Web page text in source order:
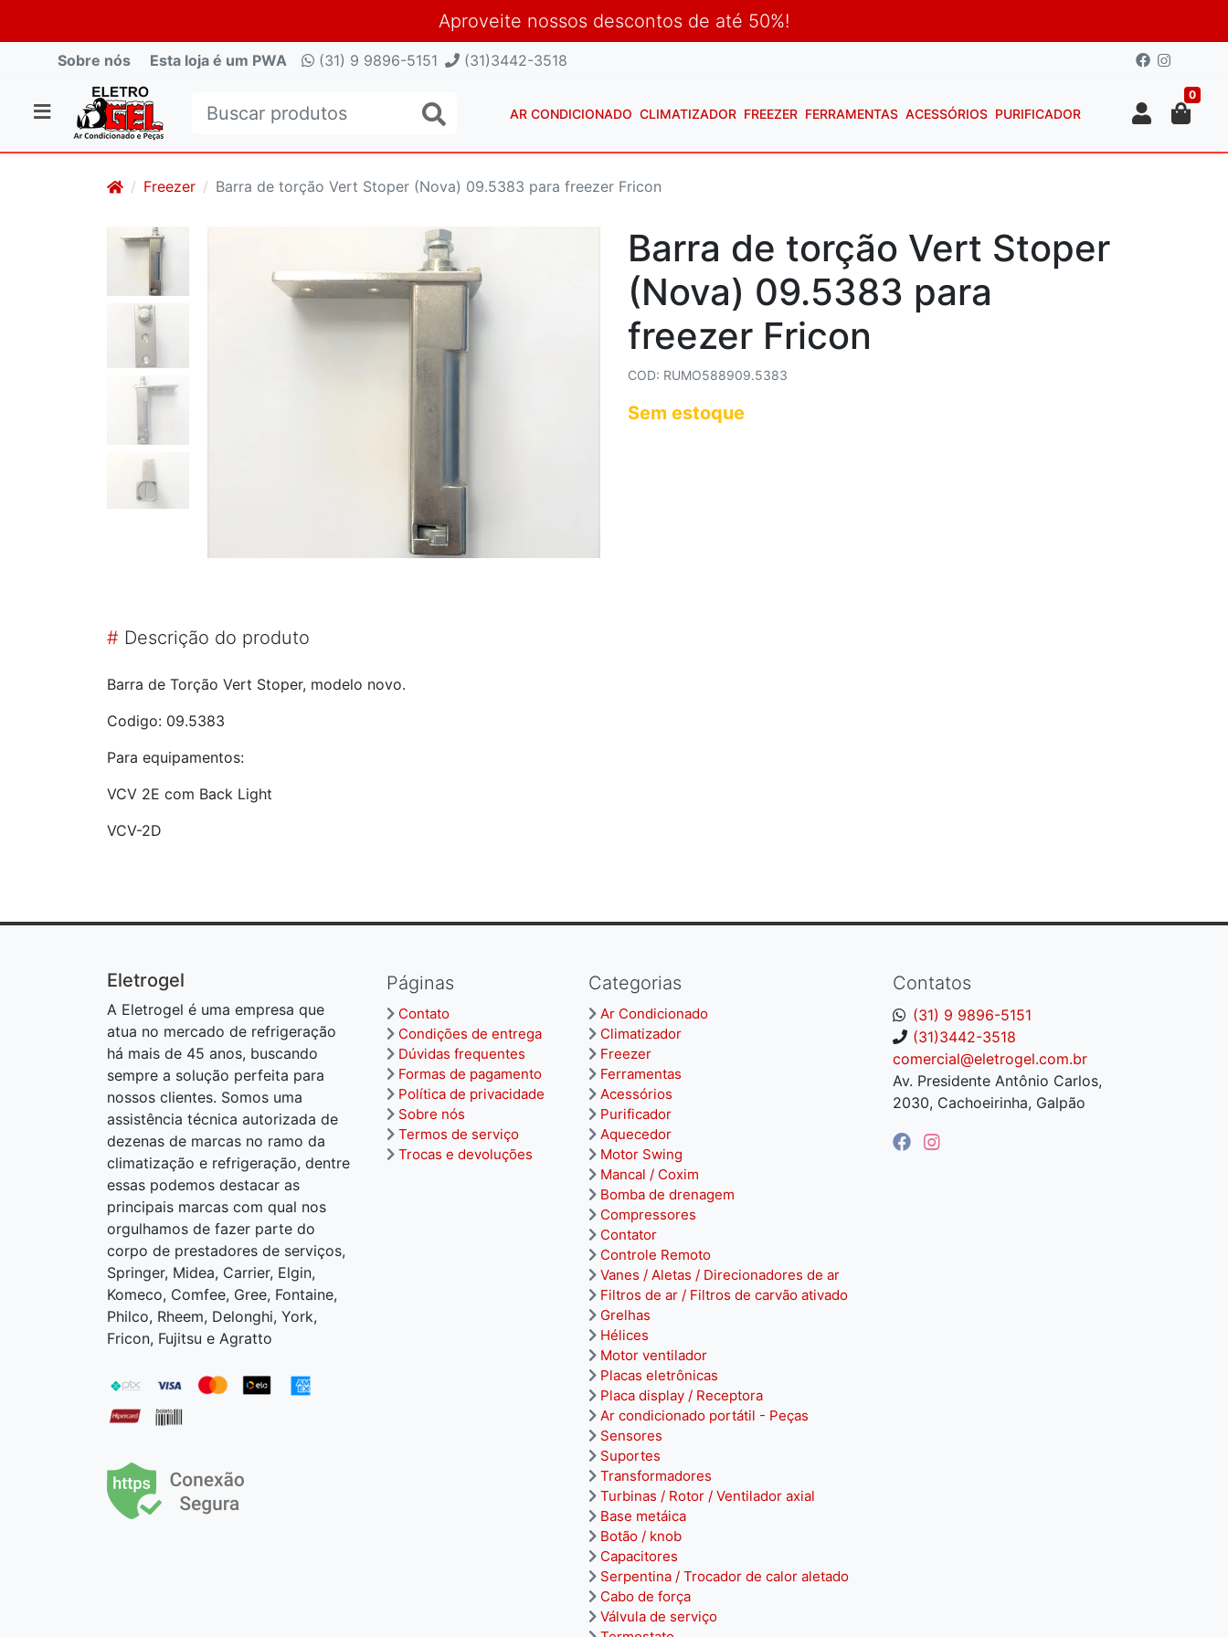
Aproveite nossos descontos de até 50%!
Sobre nós Esta loja é um PWA (31) 9 9896-5151 (31)3442-3518
0
AR CONDICIONADO CLIMATIZADOR FREEZER FERRAMENTAS ACESSÓRIOS PURIFICADOR
Freezer Barra de torção Vert Stoper (Nova) 09.5383 para freezer Fricon
Barra de torção Vert Stoper
(Nova) 09.5383 para
freezer Fricon
COD: RUMO588909.5383
Sem estoque
# Descrição do produto
Barra de Torção Vert Stoper, modelo novo.
Codigo: 09.5383
Para equipamentos:
VCV 2E com Back Light
VCV-2D
Contatos
(31) 9 9896-5151
(31)3442-3518
comercial@eletrogel.com.br
Av. Presidente Antônio Carlos,
2030, Cachoeirinha, Galpão
Páginas
Contato
Condições de entrega
Dúvidas frequentes
Formas de pagamento
Política de privacidade
Sobre nós
Termos de serviço
Trocas e devoluções
Categorias
Ar Condicionado
Climatizador
Freezer
Ferramentas
Acessórios
Purificador
Aquecedor
Motor Swing
Mancal / Coxim
Bomba de drenagem
Compressores
Contator
Controle Remoto
Vanes / Aletas / Direcionadores de ar
Filtros de ar / Filtros de carvão ativado
Grelhas
Hélices
Motor ventilador
Placas eletrônicas
Placa display / Receptora
Ar condicionado portátil - Peças
Sensores
Suportes
Transformadores
Turbinas / Rotor / Ventilador axial
Base metáica
Botão / knob
Capacitores
Serpentina / Trocador de calor aletado
Cabo de força
Válvula de serviço
Eletrogel
A Eletrogel é uma empresa que
atua no mercado de refrigeração
há mais de 45 anos, buscando
sempre a solução perfeita para
nossos clientes. Somos uma
assistência técnica autorizada de
dezenas de marcas no ramo da
climatização e refrigeração, dentre
essas podemos destacar as
principais marcas com qual nos
orgulhamos de fazer parte do
corpo de prestadores de serviços,
Springer, Midea, Carrier, Elgin,
Komeco, Comfee, Gree, Fontaine,
Philco, Rheem, Delonghi, York,
Fricon, Fujitsu e Agratto